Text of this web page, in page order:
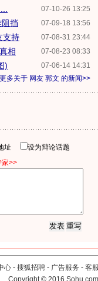
07-10-26 13:25
07-09-18 13:56
挡
07-08-31 23:44
支持
07-08-23 08:33
相
07-06-14 14:31
)
更多关于 网友 郭文 的新闻>>
址
设为辩论话题
家>>
心 - 搜狐招聘 - 广告服务 - 客
Copyright©2016